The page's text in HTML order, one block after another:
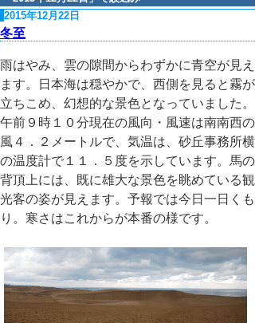
2015年12月22日
冬至
雨はやみ、雲の隙間からわずかに青空が見え
ます。日本海は穏やかで、西側を見ると霧が
立ちこめ、幻想的な景色となっていました。
午前９時１０分現在の風向・風速は南南西の
風４．２メートルで、気温は、砂丘事務所横
の温度計で１１．５度を示しています。馬の
背頂上には、既に雄大な景色を眺めている観
光客の姿が見えます。予報では今日一日くも
り。寒さはこれからが本番の様です。